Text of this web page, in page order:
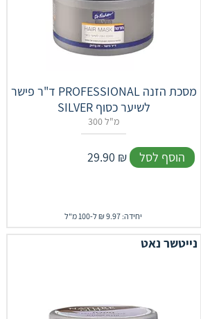
ד"ר פישר PROFESSIONAL מסכת הזנה
SILVER לשיער כסוף
300 מ"ל
29.90 ₪ הוסף לסל
יחידה: 9.97 ₪ ל-100 מ"ל
נייטשר נאט